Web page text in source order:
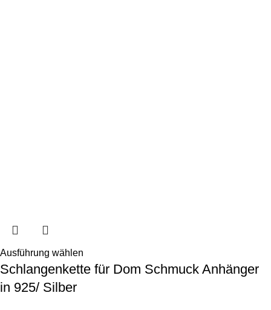
Ausführung wählen
Schlangenkette für Dom Schmuck Anhänger
in 925/ Silber